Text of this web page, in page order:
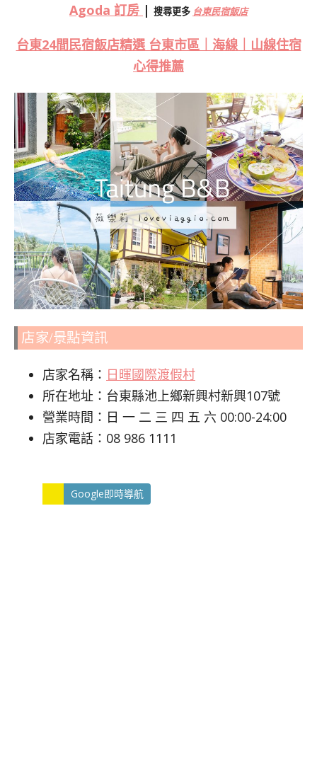
Agoda 訂房 | 搜尋更多 台東民宿飯店
台東24間民宿飯店精選 台東市區｜海線｜山線住宿
心得推薦
店家/景點資訊
店家名稱： 日暉國際渡假村
所在地址：台東縣池上鄉新興村新興107號
營業時間：日 一 二 三 四 五 六 00:00-24:00
店家電話：08 986 1111
Google即時導航